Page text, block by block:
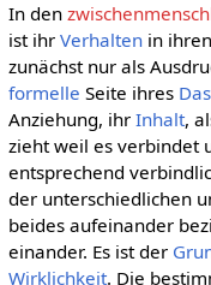
In den
ist ihr Verhaltenin ihren
zunächst nur als
formelle Seite ihres
Anziehung, ihr Inhalt,
zieht weil es verbindet
entsprechend
der unterschiedlichen
beides aufeinander
einander. Es ist der
Wirklichkeit. Die